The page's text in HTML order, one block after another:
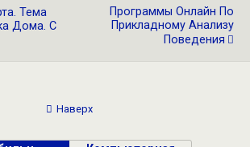
Тема
Дома. С
Программы Онлайн По
Прикладному Анализу
Поведения
Наверх